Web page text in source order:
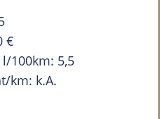
€
100km: 5,5
km: k.A.